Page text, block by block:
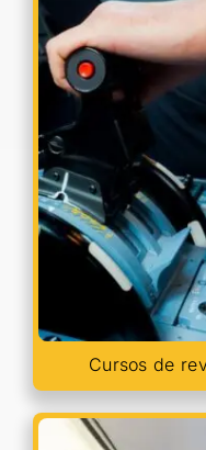
Cursos de